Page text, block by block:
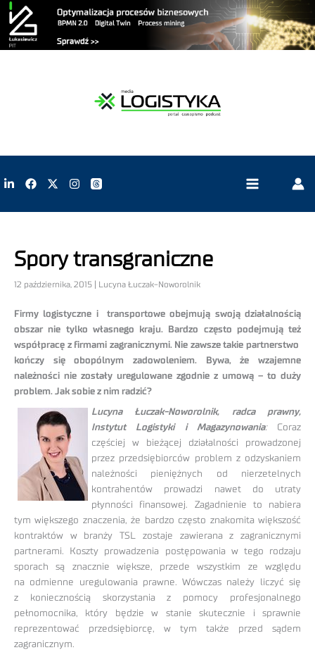
Spory transgraniczne
12 października, 2015 | Lucyna Łuczak-Noworolnik
Firmy logistyczne i transportowe obejmują swoją działalnością
obszar nie tylko własnego kraju. Bardzo często podejmują też
współpracę z firmami zagranicznymi. Nie zawsze takie partnerstwo
kończy się obopólnym zadowoleniem. Bywa, że wzajemne
należności nie zostały uregulowane zgodnie z umową – to duży
problem. Jak sobie z nim radzić?
Lucyna Łuczak-Noworolnik, radca prawny,
Instytut Logistyki i Magazynowania:Coraz
częściej w bieżącej działalności prowadzonej
przez przedsiębiorców problem z odzyskaniem
należności pieniężnych od nierzetelnych
kontrahentów prowadzi nawet do utraty
płynności finansowej. Zagadnienie to nabiera
tym większego znaczenia, że bardzo często znakomita większość
kontraktów w branży TSL zostaje zawierana z zagranicznymi
partnerami. Koszty prowadzenia postępowania w tego rodzaju
sporach są znacznie większe, przede wszystkim ze względu
na odmienne uregulowania prawne. Wówczas należy liczyć się
z koniecznością skorzystania z pomocy profesjonalnego
pełnomocnika, który będzie w stanie skutecznie i sprawnie
reprezentować przedsiębiorcę, w tym także przed sądem
zagranicznym.